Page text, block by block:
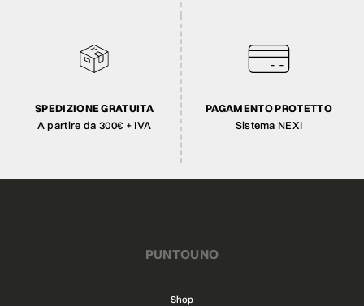
SPEDIZIONE GRATUITA
A partire da 300€ + IVA
PAGAMENTO PROTETTO
Sistema NEXI
PUNTOUNO
Shop